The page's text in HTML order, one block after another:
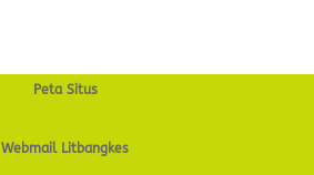
Peta Situs
Webmail Litbangkes